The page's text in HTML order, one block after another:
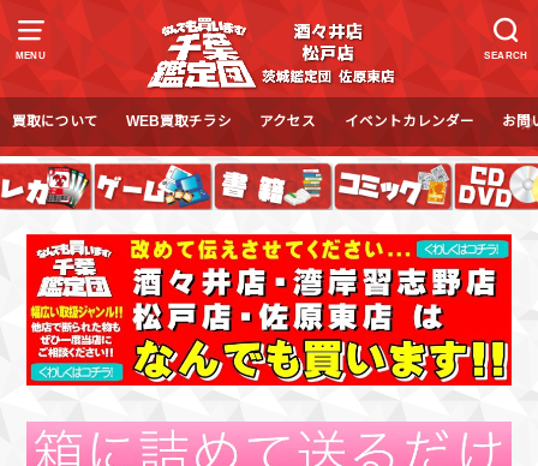
MENU SEARCH
買取について WEB買取チラシ アクセス イベントカレンダー お問